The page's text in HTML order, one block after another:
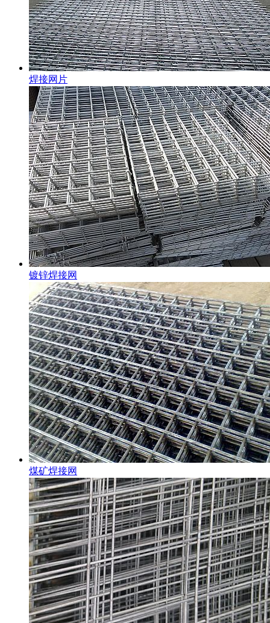
焊接网片
镀锌焊接网
煤矿焊接网